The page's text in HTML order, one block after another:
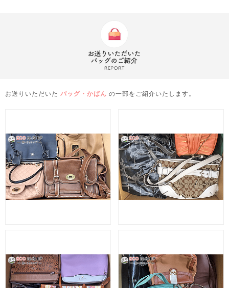
お送りいただいた バッグ・かばん の一部をご紹介いたします。